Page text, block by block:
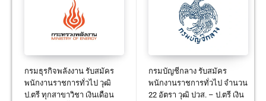
กรมธุรกิจพลังงาน รับสมัคร
พนักงานราชการทั่วไป วุฒิ
ป.ตรี ทุกสาขาวิชา เงินเดือน
กรมบัญชีกลาง รับสมัคร
พนักงานราชการทั่วไป จำนวน
22 อัตรา วุฒิ ปวส. – ป.ตรี เงิน